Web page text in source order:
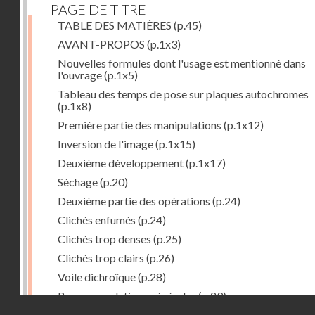
PAGE DE TITRE
TABLE DES MATIÈRES (p.45)
AVANT-PROPOS (p.1x3)
Nouvelles formules dont l'usage est mentionné dans
l'ouvrage(p.1x5)
Tableau des temps de pose sur plaques autochromes
(p.1x8)
Première partie des manipulations (p.1x12)
Inversion de l'image(p.1x15)
Deuxième développement(p.1x17)
Séchage(p.20)
Deuxième partie des opérations (p.24)
Clichés enfumés (p.24)
Clichés trop denses (p.25)
Clichés trop clairs (p.26)
Voile dichroïque(p.28)
Recommandations générales(p.29)